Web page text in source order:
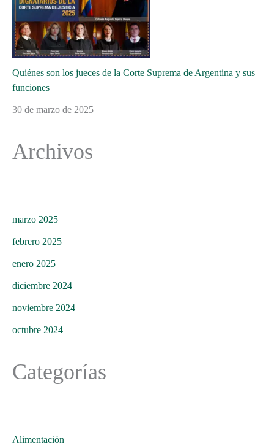
Quiénes son los jueces de la Corte Suprema de Argentina y sus
funciones
30 de marzo de 2025
Archivos
marzo 2025
febrero 2025
enero 2025
diciembre 2024
noviembre 2024
octubre 2024
Categorías
Alimentación